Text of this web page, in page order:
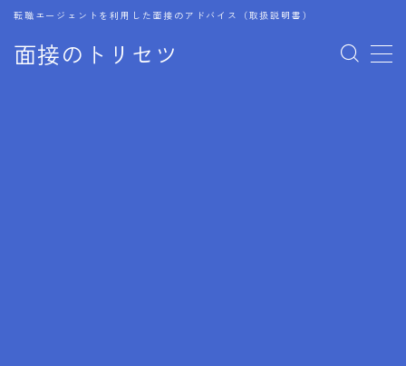
面接のトリセツ
転職エージェントを利用した面接のアドバイス（取扱説明書）
MENU